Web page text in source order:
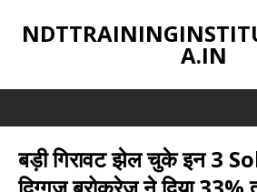
A.IN
बड़ी गिरावट झेल चुके इन 3